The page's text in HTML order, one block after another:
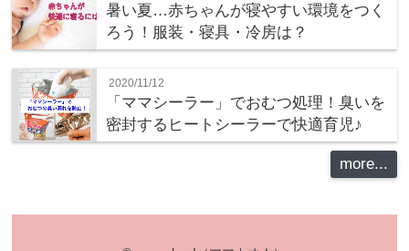
暑い夏…赤ちゃんが寝やすい環境をつく
ろう！服装・寝具・冷房は？
2020/11/12
「ママシーラー」でおむつ処理！臭いを
密封するヒートシーラーで快適育児♪
more...